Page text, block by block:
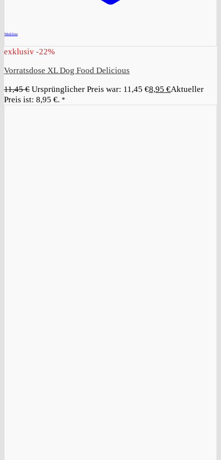
Merkliste
exklusiv -22%
Vorratsdose XL Dog Food Delicious
11,45€ Ursprünglicher Preis war: 11,45 €8,95 €Aktueller
Preis ist: 8,95 €. *